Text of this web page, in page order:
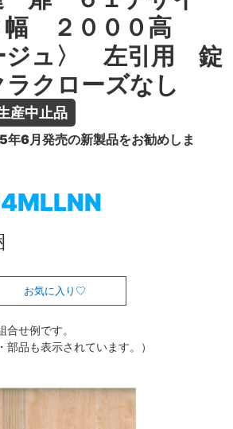
２０００高
ジュ〉 左引用 錠
クローズなし
中止品
6月発売の新製品をお勧めしま
お気に入り
せ例です。
部品も表示されています。）